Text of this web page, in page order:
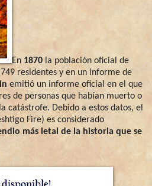
En 1870 la población oficial de
residentes y en un informe de
emitió un informe oficial en el que
de personas que habían muerto o
catástrofe. Debido a estos datos, el
Fire) es considerado
más letal de la historia que se